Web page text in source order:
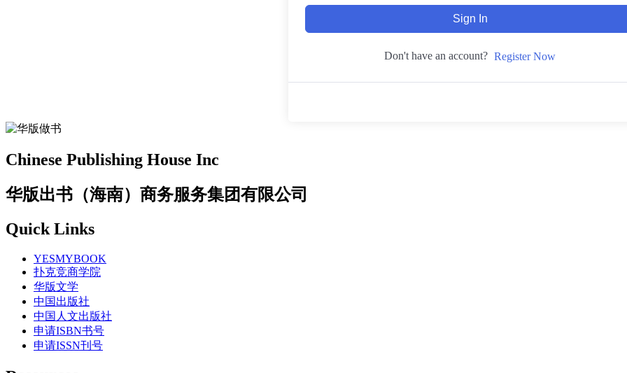
Sign In
Don't have an account? Register Now
Chinese Publishing House Inc
华版出书（海南）商务服务集团有限公司
Quick Links
YESMYBOOK
扑克竞商学院
华版文学
中国出版社
中国人文出版社
申请ISBN书号
申请ISSN刊号